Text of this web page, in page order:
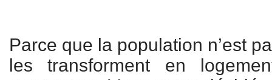
Parce que la population n’est
les transforment en